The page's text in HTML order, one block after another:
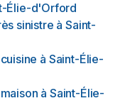
Élie-d'Orford
sinistre à Saint-
à Saint-Élie-
à Saint-Élie-